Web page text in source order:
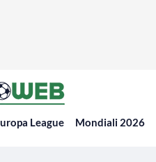
League Mondiali 2026